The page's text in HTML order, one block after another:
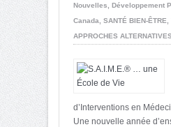
Nouvelles
Développement
Canada
SANTÉ BIEN-ÊTRE
APPROCHES ALTERNATIVES
d’Interventions en
Une nouvelle année